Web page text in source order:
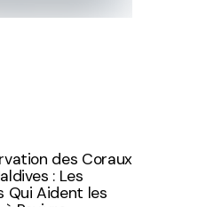
des Coraux
: Les
Qui Aident les